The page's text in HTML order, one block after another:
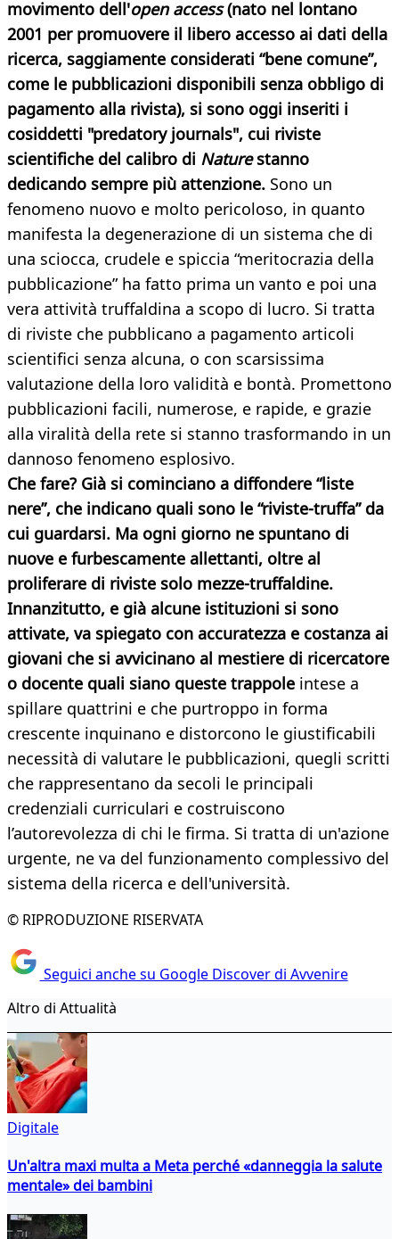
movimento dell'open access(nato nel lontano
2001 per promuovere il libero accesso ai dati della
ricerca, saggiamente considerati “bene comune”,
come le pubblicazioni disponibili senza obbligo di
pagamento alla rivista), si sono oggi inseriti i
cosiddetti "predatory journals", cui riviste
scientifiche del calibro di Naturestanno
dedicando sempre più attenzione. Sono un
fenomeno nuovo e molto pericoloso, in quanto
manifesta la degenerazione di un sistema che di
una sciocca, crudele e spiccia “meritocrazia della
pubblicazione” ha fatto prima un vanto e poi una
vera attività truffaldina a scopo di lucro. Si tratta
di riviste che pubblicano a pagamento articoli
scientifici senza alcuna, o con scarsissima
valutazione della loro validità e bontà. Promettono
pubblicazioni facili, numerose, e rapide, e grazie
alla viralità della rete si stanno trasformando in un
dannoso fenomeno esplosivo.
Che fare? Già si cominciano a diffondere “liste
nere”, che indicano quali sono le “riviste-truffa” da
cui guardarsi. Ma ogni giorno ne spuntano di
nuove e furbescamente allettanti, oltre al
proliferare di riviste solo mezze-truffaldine.
Innanzitutto, e già alcune istituzioni si sono
attivate, va spiegato con accuratezza e costanza ai
giovani che si avvicinano al mestiere di ricercatore
o docente quali siano queste trappole intese a
spillare quattrini e che purtroppo in forma
crescente inquinano e distorcono le giustificabili
necessità di valutare le pubblicazioni, quegli scritti
che rappresentano da secoli le principali
credenziali curriculari e costruiscono
l’autorevolezza di chi le firma. Si tratta di un'azione
urgente, ne va del funzionamento complessivo del
sistema della ricerca e dell'università.
© RIPRODUZIONE RISERVATA
Seguici anche su Google Discover di Avvenire
Altro di Attualità
Digitale
Un'altra maxi multa a Meta perché «danneggia la salute
mentale» dei bambini